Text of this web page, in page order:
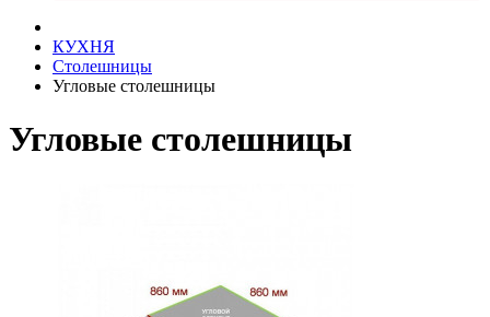
КУХНЯ
Столешницы
Угловые столешницы
Угловые столешницы